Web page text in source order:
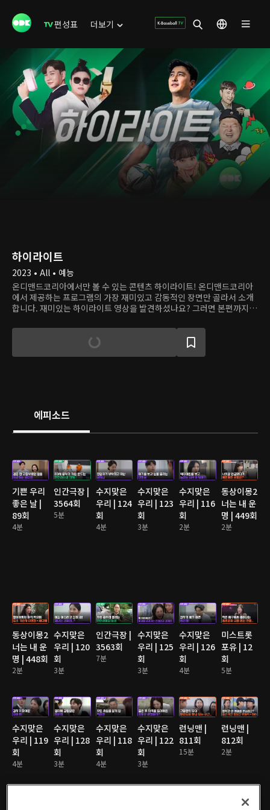
편성표 더보기
하이라이트
2023 • All • 예능
온디맨드코리아에서만 볼 수 있는 콘텐츠 하이라이트! 온디맨드코리아
에서 제공하는 프로그램의 가장 재미있고 감동적인 장면만 골라서 소개
합니다. 재미있는 하이라이트 영상을 발견하셨나요? 그러면 본편까지
에피소드
기쁜 우리
좋은 날 |
89회
4분
인간극장 |
3564회
5분
수지맞은
우리 | 124
회
4분
수지맞은
우리 | 123
회
3분
수지맞은
우리 | 116
회
2분
동상이몽2
너는 내 운
명 | 449회
2분
동상이몽2
너는 내 운
명 | 448회
2분
수지맞은
우리 | 120
회
3분
인간극장 |
3563회
7분
수지맞은
우리 | 125
회
3분
수지맞은
우리 | 126
회
4분
미스트롯
포유 | 12
회
5분
수지맞은
우리 | 119
회
4분
수지맞은
우리 | 128
회
3분
수지맞은
우리 | 118
회
4분
수지맞은
우리 | 122
회
3분
런닝맨 |
811회
15분
런닝맨 |
812회
2분